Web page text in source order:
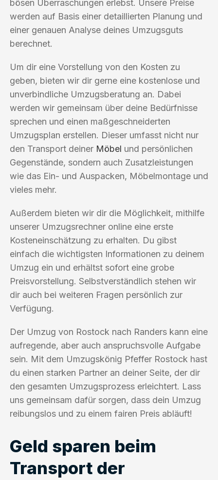
bösen Überraschungen erlebst. Unsere Preise
werden auf Basis einer detaillierten Planung und
einer genauen Analyse deines Umzugsguts
berechnet.
Um dir eine Vorstellung von den Kosten zu
geben, bieten wir dir gerne eine kostenlose und
unverbindliche Umzugsberatung an. Dabei
werden wir gemeinsam über deine Bedürfnisse
sprechen und einen maßgeschneiderten
Umzugsplan erstellen. Dieser umfasst nicht nur
den Transport deiner Möbel und persönlichen
Gegenstände, sondern auch Zusatzleistungen
wie das Ein- und Auspacken, Möbelmontage und
vieles mehr.
Außerdem bieten wir dir die Möglichkeit, mithilfe
unserer Umzugsrechner online eine erste
Kosteneinschätzung zu erhalten. Du gibst
einfach die wichtigsten Informationen zu deinem
Umzug ein und erhältst sofort eine grobe
Preisvorstellung. Selbstverständlich stehen wir
dir auch bei weiteren Fragen persönlich zur
Verfügung.
Der Umzug von Rostock nach Randers kann eine
aufregende, aber auch anspruchsvolle Aufgabe
sein. Mit dem Umzugskönig Pfeffer Rostock hast
du einen starken Partner an deiner Seite, der dir
den gesamten Umzugsprozess erleichtert. Lass
uns gemeinsam dafür sorgen, dass dein Umzug
reibungslos und zu einem fairen Preis abläuft!
Geld sparen beim
Transport der